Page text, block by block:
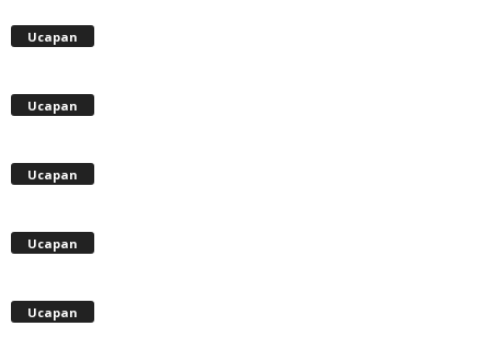
Ucapan
Ucapan
Ucapan
Ucapan
Ucapan